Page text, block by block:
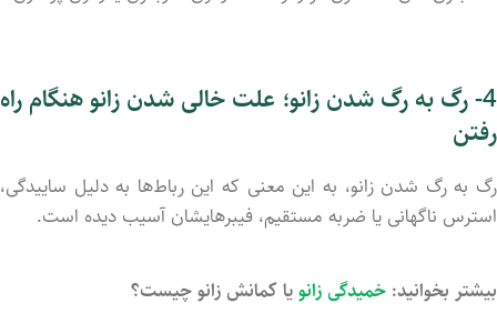
4- رگ به رگ شدن زانو ؛ علت خالی شدن زانو هنگام راه
رفتن
رگ به رگ شد‌ن زانو، به این معنی که این رباط‌ها به دلیل ساییدگی،
استرس ناگهانی یا ضربه مستقیم، فیبرهایشان آسیب دید‌ه است.
بیشتر بخوانید: خمیدگی زانویا کمانش زانو چیست؟